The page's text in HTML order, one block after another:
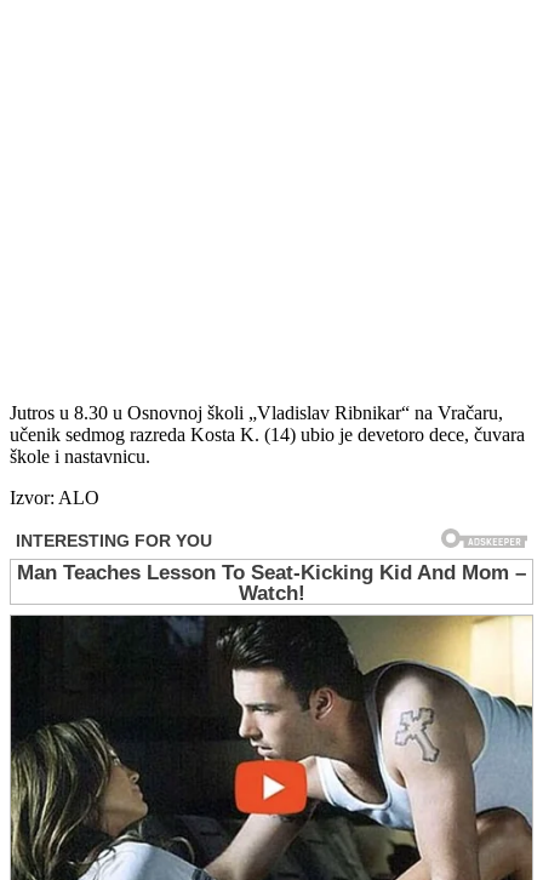
Jutros u 8.30 u Osnovnoj školi „Vladislav Ribnikar“ na Vračaru,
učenik sedmog razreda Kosta K. (14) ubio je devetoro dece, čuvara
škole i nastavnicu.
Izvor: ALO